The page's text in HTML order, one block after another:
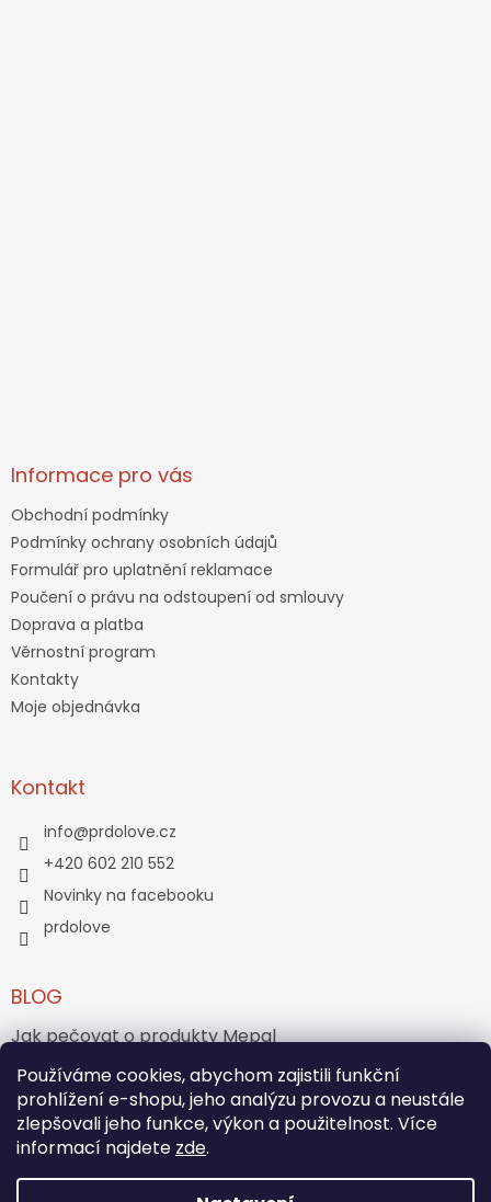
Používáme cookies, abychom zajistili funkční
prohlížení e-shopu, jeho analýzu provozu a neustále
zlepšovali jeho funkce, výkon a použitelnost. Více
informací najdete zde.
Informace pro vás
Obchodní podmínky
Podmínky ochrany osobních údajů
Formulář pro uplatnění reklamace
Poučení o právu na odstoupení od smlouvy
Doprava a platba
Věrnostní program
Kontakty
Moje objednávka
Kontakt
info@prdolove.cz
+420 602 210 552
Novinky na facebooku
prdolove
BLOG
Jak pečovat o produkty Mepal
Jak vznikl medvídek Teddy Bear?
ARCHIV